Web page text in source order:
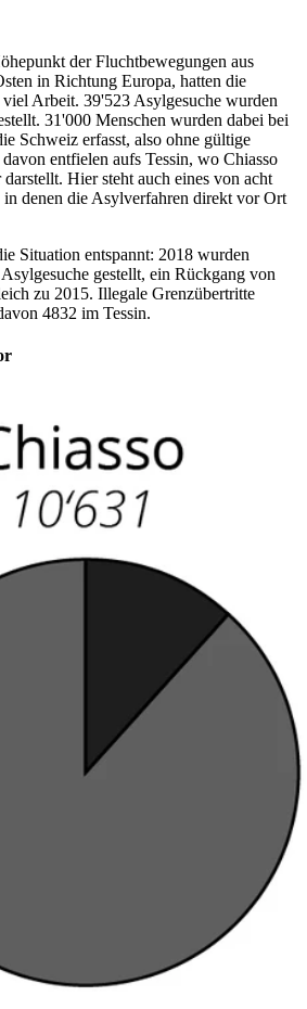
der Fluchtbewegungen aus
in Richtung Europa, hatten die
Arbeit. 39'523 Asylgesuche wurden
31'000 Menschen wurden dabei bei
Schweiz erfasst, also ohne gültige
entfielen aufs Tessin, wo Chiasso
Hier steht auch eines von acht
in denen die Asylverfahren direkt vor Ort
Situation entspannt: 2018 wurden
gestellt, ein Rückgang von
zu 2015. Illegale Grenzübertritte
4832 im Tessin.